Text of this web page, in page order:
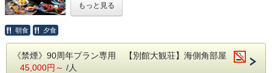
当館創業90周年記念の第二弾プランとして、特別なプラン
をご用意いたしました。
こちらのプランは和室か和洋室どちらかをお選びいただけま
す。
もっと見る
朝食 夕食
《禁煙》90周年プラン専用 【別館大観荘】海側角部屋
45,000円～ /人